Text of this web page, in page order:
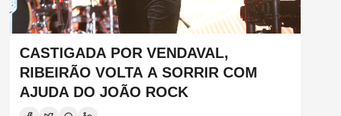
CASTIGADA POR VENDAVAL,
RIBEIRÃO VOLTA A SORRIR COM
AJUDA DO JOÃO ROCK